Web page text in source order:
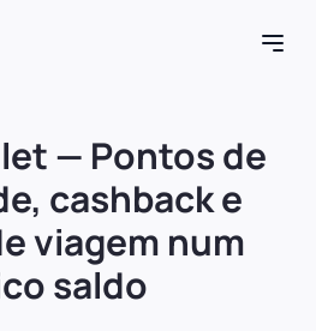
— Pontos de
cashback e
viagem num
saldo